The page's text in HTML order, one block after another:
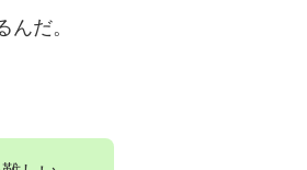
んだ。